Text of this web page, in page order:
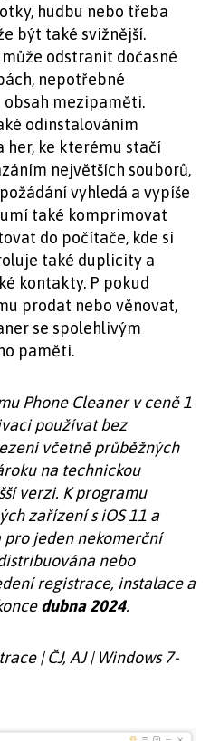
hudbu nebo třeba
být také svižnější.
odstranit dočasné
nepotřebné
obsah mezipaměti.
odinstalováním
her, ke kterému stačí
největších souborů,
vyhledá a vypíše
také komprimovat
do počítače, kde si
také duplicity a
kontakty. P pokud
prodat nebo věnovat,
se spolehlivým
paměti.
Phone Cleaner v ceně 1
používat bez
včetně průběžných
na technickou
verzi. K programu
zařízení s iOS 11 a
pro jeden nekomerční
nebo
registrace, instalace a
dubna 2024.
| ČJ, AJ | Windows 7-